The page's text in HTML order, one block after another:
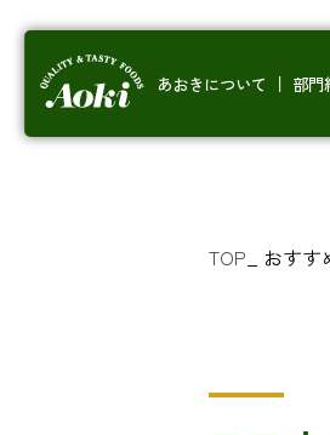
あおきについて 部門
TOP おすす